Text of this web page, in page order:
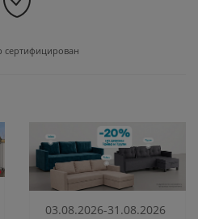
сертифицирован
03.08.2026-31.08.2026